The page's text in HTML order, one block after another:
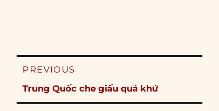
Post
PREVIOUS
Previous
post:
Trung Quốc che giấu quá khứ